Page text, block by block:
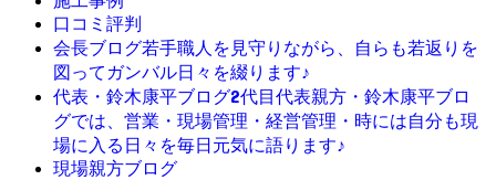
口コミ評判
会長ブログ若手職人を見守りながら、自らも若返りを
図ってガンバル日々を綴ります♪
代表・鈴木康平ブログ2代目代表親方・鈴木康平ブロ
グでは、営業・現場管理・経営管理・時には自分も現
場に入る日々を毎日元気に語ります♪
現場親方ブログ